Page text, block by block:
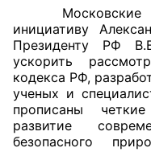
Члены ОП КО
Документы ОП КО
Регламент ОП КО
Кодекс этики
Московские
инициативу
Президенту РФ
ускорить
кодекса РФ,
ученых и
прописаны
развитие
безопасного